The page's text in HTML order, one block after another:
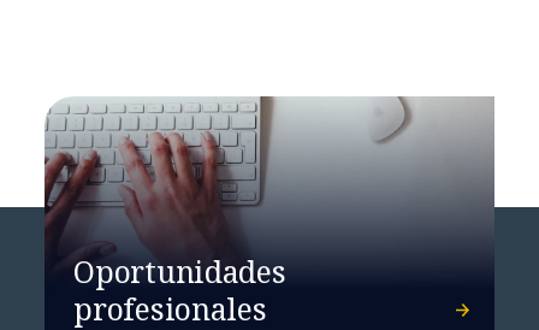
Oportunidades
profesionales